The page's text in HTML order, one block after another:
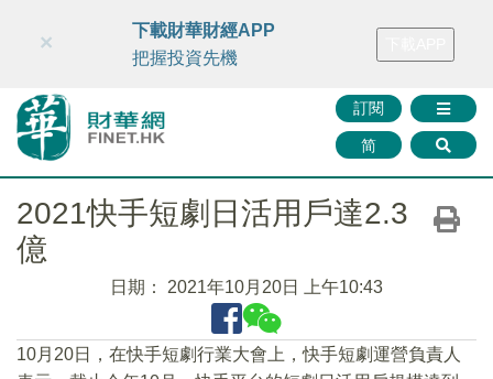
財華智庫網 FINTV FINMETA 財華證券 媒體矩陣
訂閱
简
×
下載財華財經APP
把握投資先機
2021快手短劇日活用戶達2.3
億
日期： 2021年10月20日 上午10:43
10月20日，在快手短劇行業大會上，快手短劇運營負責人